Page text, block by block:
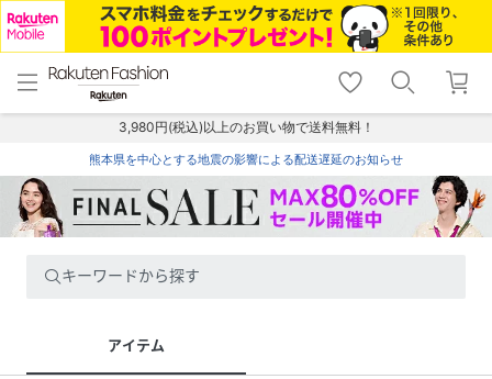
menu home
トップ
shopping_cart lock_outline
ログイン
3,980円(税込)以上のお買い物で送料無料！
熊本県を中心とする地震の影響による配送遅延のお知らせ
キーワードから探す
アイテム